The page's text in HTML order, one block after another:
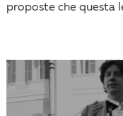
proposte che questa